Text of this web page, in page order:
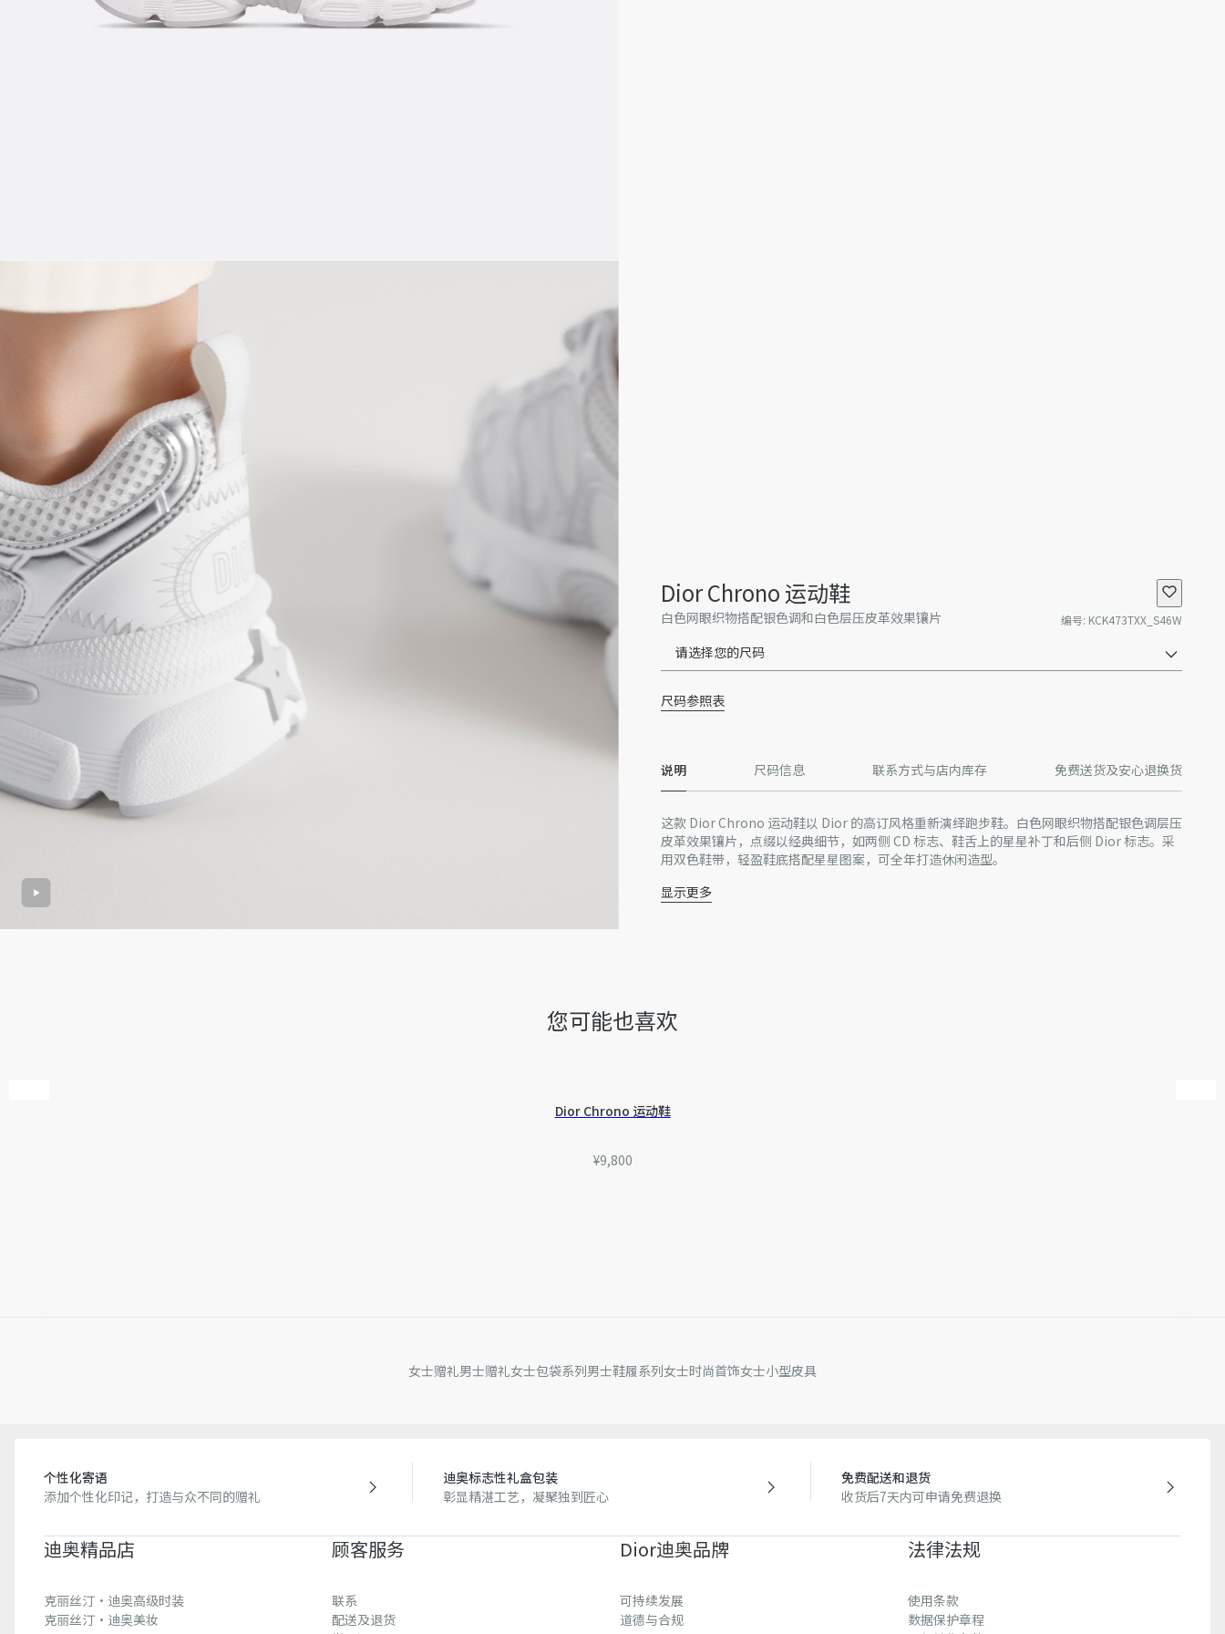
Dior Chrono 运动鞋
白色网眼织物搭配银色调和白色层压皮革效果镶片 编号: KCK473TXX_S46W
请选择您的尺码
尺码参照表
说明 尺码信息 联系方式与店内库存 免费送货及安心退换货
这款 Dior Chrono 运动鞋以 Dior 的高订风格重新演绎跑步鞋。白色网眼织物搭配银色调层压
皮革效果镶片，点缀以经典细节，如两侧 CD 标志、鞋舌上的星星补丁和后侧 Dior 标志。采
用双色鞋带，轻盈鞋底搭配星星图案，可全年打造休闲造型。
帮面材质：织物，合成革
显示更多
您可能也喜欢
Dior Chrono 运动鞋
¥9,800
女士赠礼男士赠礼女士包袋系列男士鞋履系列女士时尚首饰女士小型皮具
个性化寄语
添加个性化印记，打造与众不同的赠礼
迪奥标志性礼盒包装
彰显精湛工艺，凝聚独到匠心
免费配送和退货
收货后7天内可申请免费退换
迪奥精品店
克丽丝汀·迪奥高级时装
克丽丝汀·迪奥美妆
顾客服务
联系
配送及退货
Dior迪奥品牌
可持续发展
道德与合规
法律法规
使用条款
数据保护章程